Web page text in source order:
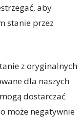
aby
stanie przez
z oryginalnych
dla naszych
dostarczać
może negatywnie